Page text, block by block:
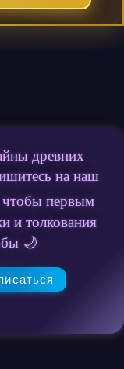
древних
на наш
первым
и толкования
🌙